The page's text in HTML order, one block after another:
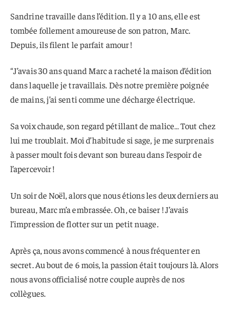
Sandrine travaille dans l’édition. Il y a 10 ans, elle est
tombée follement amoureuse de son patron, Marc.
Depuis, ils filent le parfait amour !
“J’avais 30 ans quand Marc a racheté la maison d’édition
dans laquelle je travaillais. Dès notre première poignée
de mains, j’ai senti comme une décharge électrique.
Sa voix chaude, son regard pétillant de malice… Tout chez
lui me troublait. Moi d’habitude si sage, je me surprenais
à passer moult fois devant son bureau dans l’espoir de
l’apercevoir !
Un soir de Noël, alors que nous étions les deux derniers au
bureau, Marc m’a embrassée. Oh, ce baiser ! J’avais
l’impression de flotter sur un petit nuage.
Après ça, nous avons commencé à nous fréquenter en
secret. Au bout de 6 mois, la passion était toujours là. Alors
nous avons officialisé notre couple auprès de nos
collègues.